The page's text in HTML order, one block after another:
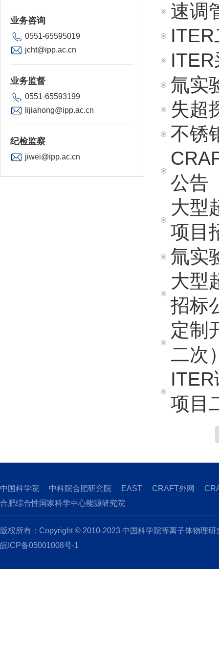
业务咨询
0551-65595019
jcht@ipp.ac.cn
业务监督
0551-65593199
lijiahong@ipp.ac.cn
纪检监察
jiwei@ipp.ac.cn
速调
氚实
失超
不锈
公告
大型
项目
氚实
大型
招标
定制
二次
项目
中国科学院 中科院合肥研究院 EAST CRAFT外网
合肥综合性国家科学中心能源研究院
版权所有：Copyright © 2010-2023 中国科学院等离子体物理
皖ICP备05001008号-1